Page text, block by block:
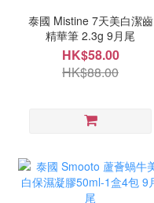
泰國 Mistine 7天美白潔齒
精華筆 2.3g 9月尾
HK$58.00
HK$88.00